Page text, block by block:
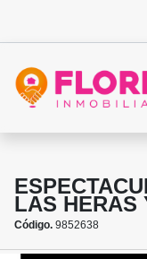
LAS HERAS
Código. 9852638